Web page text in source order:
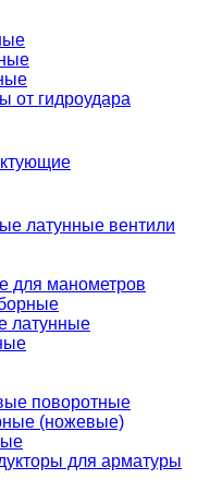
от гидроудара
латунные вентили
для манометров
латунные
поворотные
(ножевые)
для арматуры